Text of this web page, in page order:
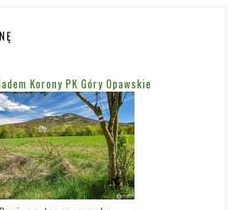
Korony PK Góry Opawskie